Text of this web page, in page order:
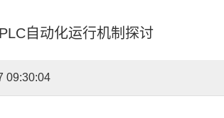
自动化运行机制探讨
09:30:04